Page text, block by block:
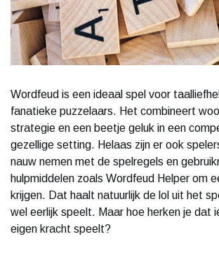
Wordfeud is een ideaal spel voor
fanatieke puzzelaars. Het combineert
strategie en een beetje geluk in een
gezellige setting. Helaas zijn er ook
nauw nemen met de spelregels en
hulpmiddelen zoals Wordfeud Helper om
krijgen. Dat haalt natuurlijk de lol uit het
wel eerlijk speelt. Maar hoe herken je dat
eigen kracht speelt?